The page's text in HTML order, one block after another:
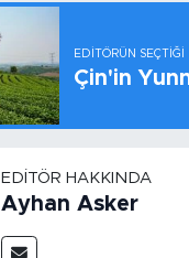
EDITÖRÜN SEÇTIĞI
Çin'in
EDITÖR HAKKINDA
Ayhan Asker